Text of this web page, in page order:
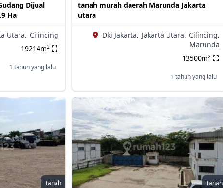
Dijual
Ha
Utara, Cilincing
19214m2
1 tahun yang lalu
tanah murah daerah Marunda Jakarta
utara
Dki Jakarta, Jakarta Utara, Cilincing,
Marunda
13500m2
1 tahun yang lalu
Tanah Tanah